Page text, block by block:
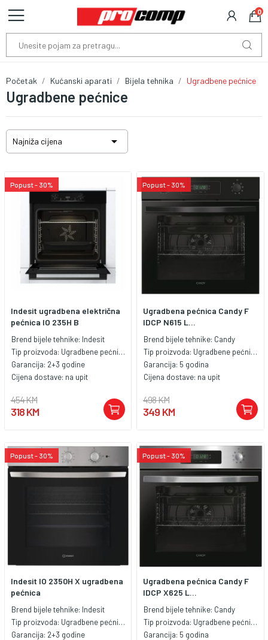
0
Ugradbene pećnice
Početak Kućanski aparati Bijela tehnika Ugradbene pećnice
Najniža cijena 
Popust - 30%
Indesit ugradbena električna
pećnica IO 235H B
Brend bijele tehnike: Indesit
Tip proizvoda: Ugradbene pećnice
Garancija: 2+3 godine
Cijena dostave: na upit
454 KM
318 KM
Popust - 30%
Ugradbena pećnica Candy F
IDCP N615 L...
Brend bijele tehnike: Candy
Tip proizvoda: Ugradbene pećnice
Garancija: 5 godina
Cijena dostave: na upit
498 KM
349 KM
Popust - 30%
Indesit IO 2350H X ugradbena
pećnica
Brend bijele tehnike: Indesit
Tip proizvoda: Ugradbene pećnice
Garancija: 2+3 godine
Popust - 30%
Ugradbena pećnica Candy F
IDCP X625 L...
Brend bijele tehnike: Candy
Tip proizvoda: Ugradbene pećnice
Garancija: 5 godina